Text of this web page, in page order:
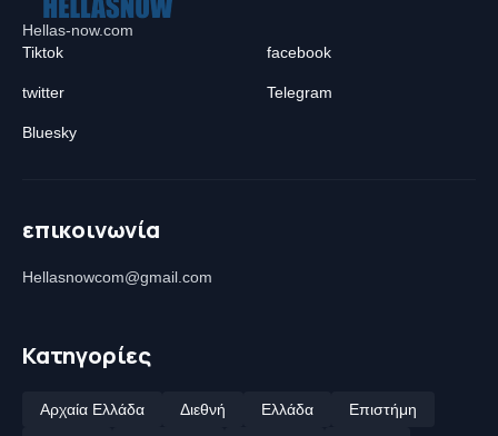
Hellas-now.com
Tiktok
facebook
twitter Telegram
Bluesky
επικοινωνία
Hellasnowcom@gmail.com
Κατηγορίες
Αρχαία Ελλάδα Διεθνή Ελλάδα
Επιστήμη